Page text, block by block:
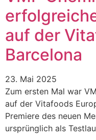
auf der
Barcelona
23. Mai 2025
Zum ersten Mal war
auf der Vitafoods
Premiere des neuen
ursprünglich als